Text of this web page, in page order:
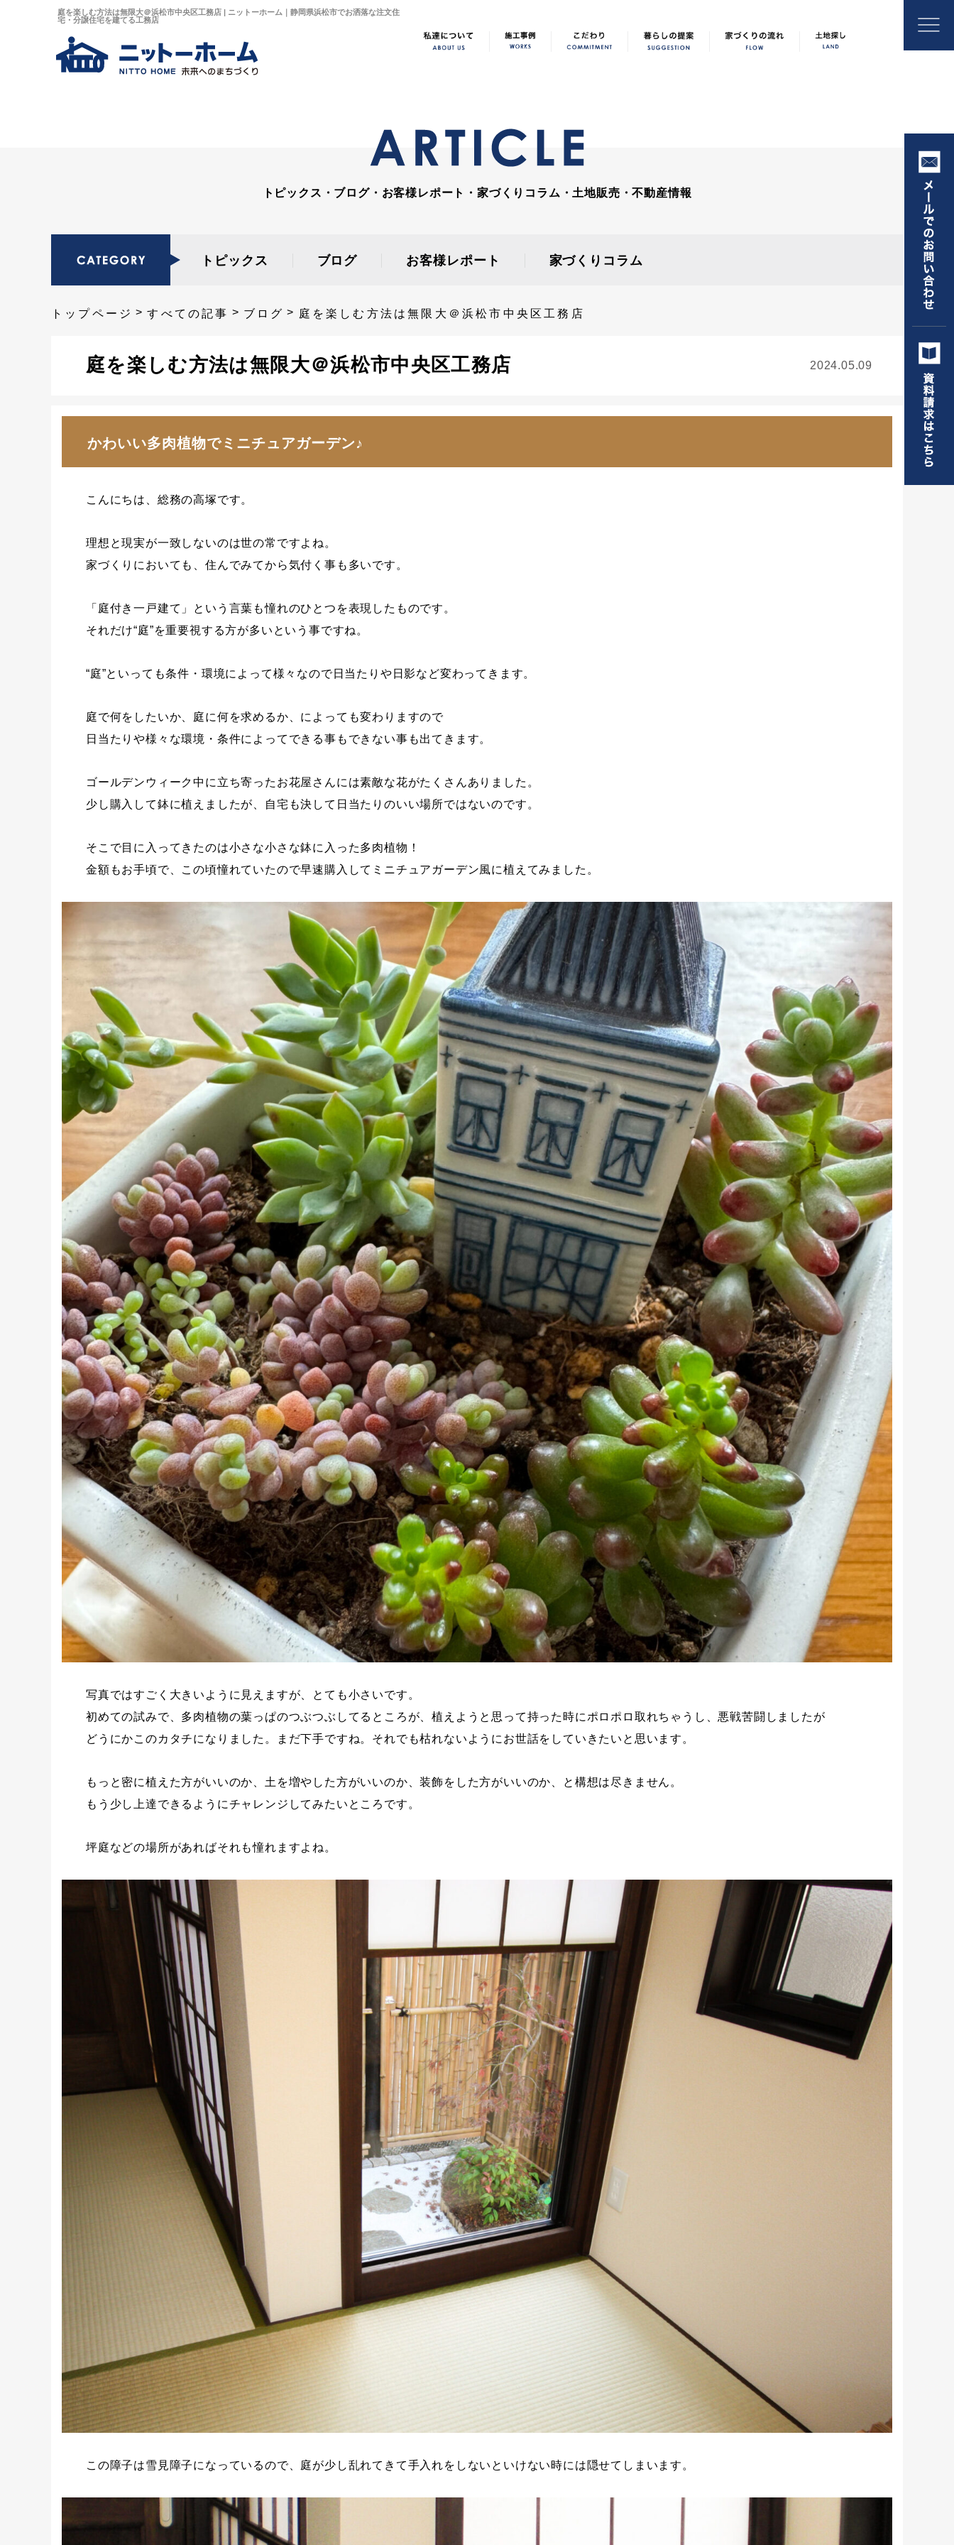
庭を楽しむ方法は無限大＠浜松市中央区工務店 | ニットーホーム｜静岡県浜松市でお洒落な注文住
宅・分譲住宅を建てる工務店
トピックス・ブログ・お客様レポート・家づくりコラム・土地販売・不動産情報
トピックス ブログ お客様レポート 家づくりコラム
トップページ すべての記事 ブログ 庭を楽しむ方法は無限大＠浜松市中央区工務店
庭を楽しむ方法は無限大＠浜松市中央区工務店 2024.05.09
かわいい多肉植物でミニチュアガーデン♪
こんにちは、総務の高塚です。
理想と現実が一致しないのは世の常ですよね。
家づくりにおいても、住んでみてから気付く事も多いです。
「庭付き一戸建て」という言葉も憧れのひとつを表現したものです。
それだけ“庭”を重要視する方が多いという事ですね。
“庭”といっても条件・環境によって様々なので日当たりや日影など変わってきます。
庭で何をしたいか、庭に何を求めるか、によっても変わりますので
日当たりや様々な環境・条件によってできる事もできない事も出てきます。
ゴールデンウィーク中に立ち寄ったお花屋さんには素敵な花がたくさんありました。
少し購入して鉢に植えましたが、自宅も決して日当たりのいい場所ではないのです。
そこで目に入ってきたのは小さな小さな鉢に入った多肉植物！
金額もお手頃で、この頃憧れていたので早速購入してミニチュアガーデン風に植えてみました。
写真ではすごく大きいように見えますが、とても小さいです。
初めての試みで、多肉植物の葉っぱのつぶつぶしてるところが、植えようと思って持った時にポロポロ取れちゃうし、悪戦苦闘しましたが
どうにかこのカタチになりました。まだ下手ですね。それでも枯れないようにお世話をしていきたいと思います。
もっと密に植えた方がいいのか、土を増やした方がいいのか、装飾をした方がいいのか、と構想は尽きません。
もう少し上達できるようにチャレンジしてみたいところです。
坪庭などの場所があればそれも憧れますよね。
この障子は雪見障子になっているので、庭が少し乱れてきて手入れをしないといけない時には隠せてしまいます。